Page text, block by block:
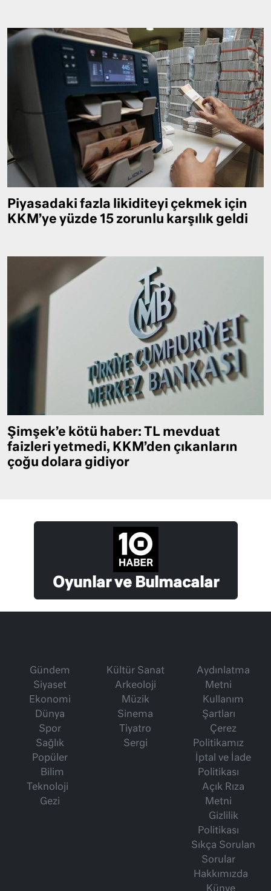
Piyasadaki fazla likiditeyi çekmek için
KKM’ye yüzde 15 zorunlu karşılık geldi
Şimşek’e kötü haber: TL mevduat
faizleri yetmedi, KKM’den çıkanların
çoğu dolara gidiyor
Oyunlar ve Bulmacalar
Gündem
Siyaset
Ekonomi
Dünya
Spor
Sağlık
Popüler
Bilim
Teknoloji
Gezi
Kültür Sanat
Arkeoloji
Müzik
Sinema
Tiyatro
Sergi
Aydınlatma
Metni
Kullanım
Şartları
Çerez
Politikamız
İptal ve İade
Politikası
Açık Rıza
Metni
Gizlilik
Politikası
Sıkça Sorulan
Sorular
Hakkımızda